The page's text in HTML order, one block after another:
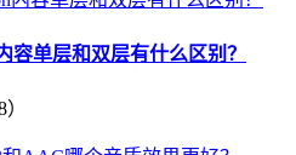
容单层和双层有什么区别？